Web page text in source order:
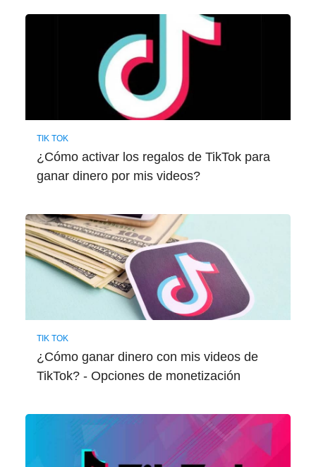
TIK TOK
¿Cómo activar los regalos de TikTok para
ganar dinero por mis videos?
TIK TOK
¿Cómo ganar dinero con mis videos de
TikTok? - Opciones de monetización